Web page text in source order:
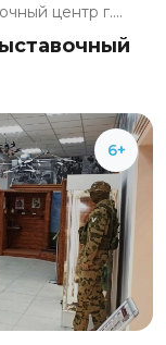
центр г....
6+